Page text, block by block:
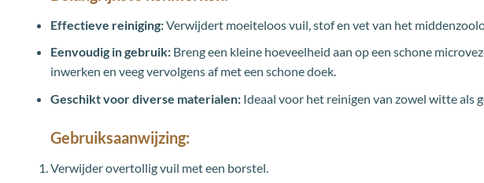
Effectieve reiniging:Verwijdert moeiteloos vuil, stof en vet van het
Eenvoudig in gebruik:Breng een kleine hoeveelheid aan op een schone
inwerken en veeg vervolgens af met een schone doek.
Geschikt voor diverse materialen:Ideaal voor het reinigen van zowel witte als
Gebruiksaanwijzing:
Verwijder overtollig vuil met een borstel.